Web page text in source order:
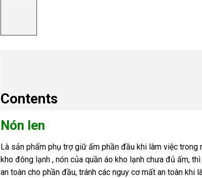
Contents
Nón len
Là sản phẩm phụ trợ giữ ấm phần đầu khi làm việc
kho đông lạnh , nón của quần áo kho lạnh chưa đủ ấm,
an toàn cho phần đầu, tránh các nguy cơ mất an toàn khi